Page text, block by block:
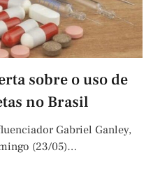
sobre o uso de
no Brasil
Gabriel Ganley,
(23/05)…